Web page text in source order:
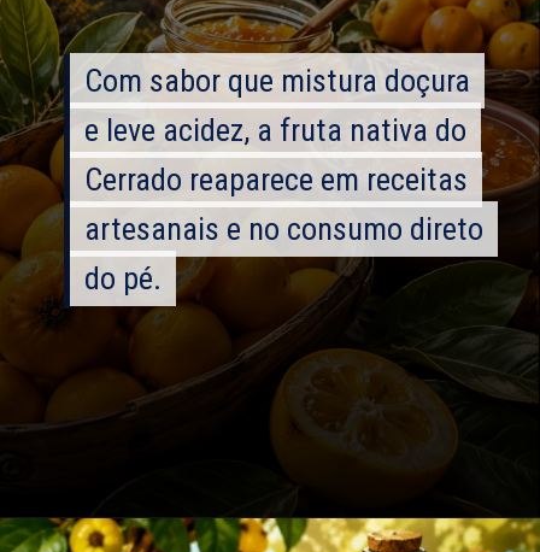
Com sabor que mistura doçura
e leve acidez, a fruta nativa do
Cerrado reaparece em receitas
artesanais e no consumo direto
do pé.
Com sabor que mistura doçura
e leve acidez, a fruta nativa do
Cerrado reaparece em receitas
artesanais e no consumo direto
do pé.